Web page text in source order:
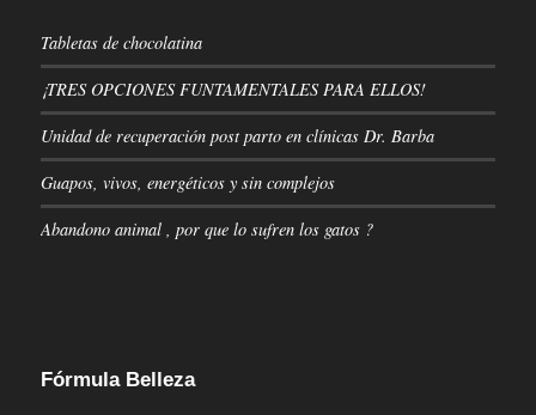
Tabletas de chocolatina
¡TRES OPCIONES FUNTAMENTALES PARA ELLOS!
Unidad de recuperación post parto en clínicas Dr. Barba
Guapos, vivos, energéticos y sin complejos
Abandono animal , por que lo sufren los gatos ?
Fórmula Belleza